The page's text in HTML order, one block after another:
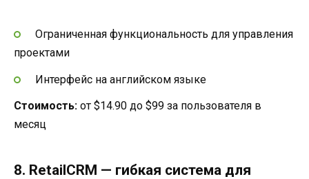
Ограниченная функциональность для управления
проектами
Интерфейс на английском языке
Стоимость: от $14.90 до $99 за пользователя в
месяц
8. RetailCRM — гибкая система для